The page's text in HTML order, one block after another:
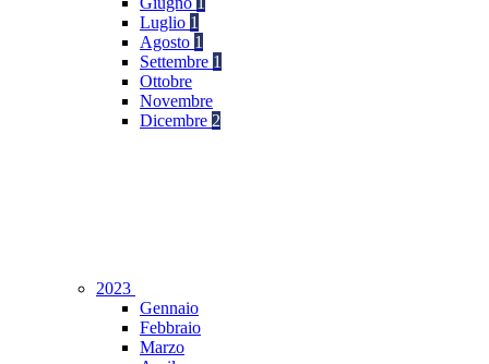
Luglio 1
Agosto 1
Settembre 1
Ottobre
Novembre
Dicembre 2
2023
Gennaio
Febbraio
Marzo